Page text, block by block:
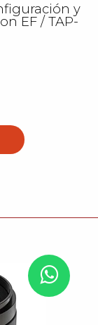
y
EF / TAP-